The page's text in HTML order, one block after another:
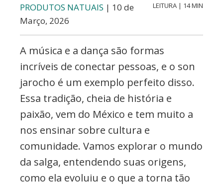
etc..
PRODUTOS NATUAIS | 10 de
Março, 2026
LEITURA | 14 MIN
A música e a dança são formas
incríveis de conectar pessoas, e o son
jarocho é um exemplo perfeito disso.
Essa tradição, cheia de história e
paixão, vem do México e tem muito a
nos ensinar sobre cultura e
comunidade. Vamos explorar o mundo
da salga, entendendo suas origens,
como ela evoluiu e o que a torna tão